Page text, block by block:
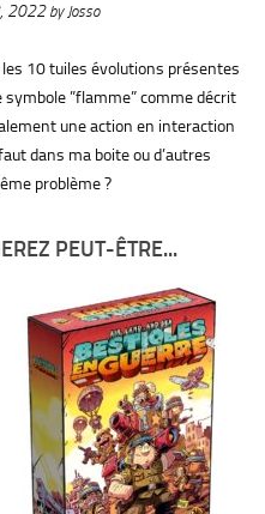
2022by Josso
les 10 tuiles évolutions présentes
”flamme” comme décrit
une action en interaction
dans ma boite ou d’autres
problème ?
PEUT-ÊTRE...